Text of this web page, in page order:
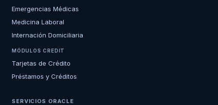
Emergencias Médicas
Medicina Laboral
Internación Domiciliaria
MÓDULOS CREDIT
Tarjetas de Crédito
Préstamos y Créditos
SERVICIOS ORACLE